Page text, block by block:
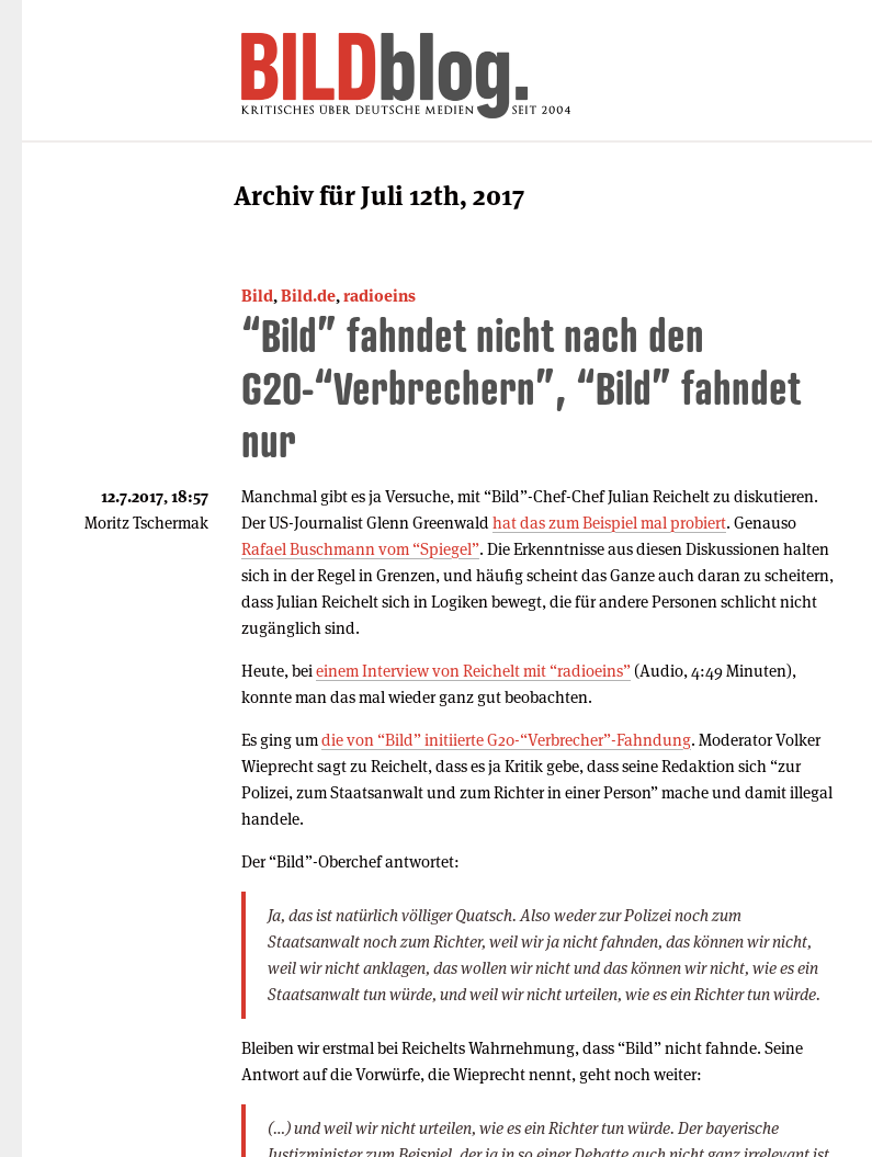
Archiv für Juli 12th, 2017
Bild,Bild.de,radioeins
“Bild” fahndet nicht nach den
G20-“Verbrechern”, “Bild” fahndet
nur
Manchmal gibt es ja Versuche, mit “Bild”-Chef-Chef Julian Reichelt zu diskutieren.
Der US-Journalist Glenn Greenwald hat das zum Beispiel mal probiert. Genauso
Rafael Buschmann vom “Spiegel”. Die Erkenntnisse aus diesen Diskussionen halten
sich in der Regel in Grenzen, und häufig scheint das Ganze auch daran zu scheitern,
dass Julian Reichelt sich in Logiken bewegt, die für andere Personen schlicht nicht
zugänglich sind.
Heute, bei einem Interview von Reichelt mit “radioeins” (Audio, 4:49 Minuten),
konnte man das mal wieder ganz gut beobachten.
Es ging umdie von “Bild” initiierte G20-“Verbrecher”-Fahndung. Moderator Volker
Wieprecht sagt zu Reichelt, dass es ja Kritik gebe, dass seine Redaktion sich “zur
Polizei, zum Staatsanwalt und zum Richter in einer Person” mache und damit illegal
handele.
Der “Bild”-Oberchef antwortet:
Ja, das ist natürlich völliger Quatsch. Also weder zur Polizei noch zum
Staatsanwalt noch zum Richter, weil wir ja nicht fahnden, das können wir nicht,
weil wir nicht anklagen, das wollen wir nicht und das können wir nicht, wie es ein
Staatsanwalt tun würde, und weil wir nicht urteilen, wie es ein Richter tun würde.
Bleiben wir erstmal bei Reichelts Wahrnehmung, dass “Bild” nicht fahnde. Seine
Antwort auf die Vorwürfe, die Wieprecht nennt, geht noch weiter:
(…) und weil wir nicht urteilen, wie es ein Richter tun würde. Der bayerische
12.7.2017, 18:57
Moritz Tschermak